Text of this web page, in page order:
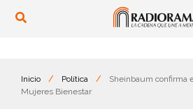
Inicio / Política /
Sheinbaum confirma
Mujeres Bienestar